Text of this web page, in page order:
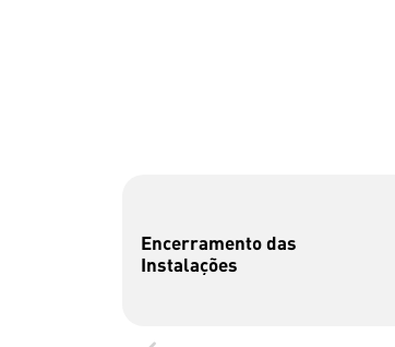
Encerramento das
Instalações